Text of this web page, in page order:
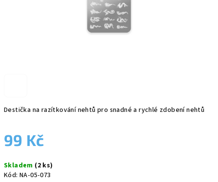
Destička na razítkování nehtů pro snadné a rychlé zdobení nehtů
99 Kč
cena:
Skladem (2 ks)
Kód: NA-05-073